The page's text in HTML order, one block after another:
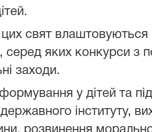
свят влаштовуються
серед яких конкурси з
заходи.
у дітей та
інституту,
розвинення